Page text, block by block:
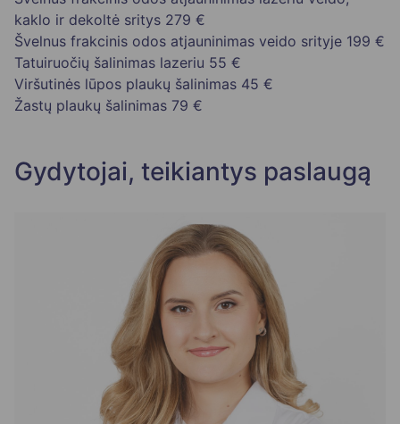
kaklo ir dekoltė sritys 279 €
Švelnus frakcinis odos atjauninimas veido srityje 199 €
Tatuiruočių šalinimas lazeriu 55 €
Viršutinės lūpos plaukų šalinimas 45 €
Žastų plaukų šalinimas 79 €
Gydytojai, teikiantys paslaugą